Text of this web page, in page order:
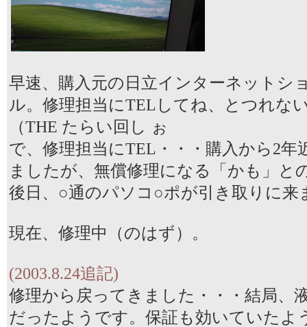
早速、購入元の日立インターネットシ
ル。修理担当にTELしてね、とつれ
（THE たらい回し ぉ
で、修理担当にTEL・・・購入から2年
ましたが、無償修理になる「かも」と
後日、○通のパソコ○ポが引き取りに来
現在、修理中（のはず）。
(2003.8.24追記)
修理から戻ってきました・・・結局、
だったようです。保証も効いていたよ